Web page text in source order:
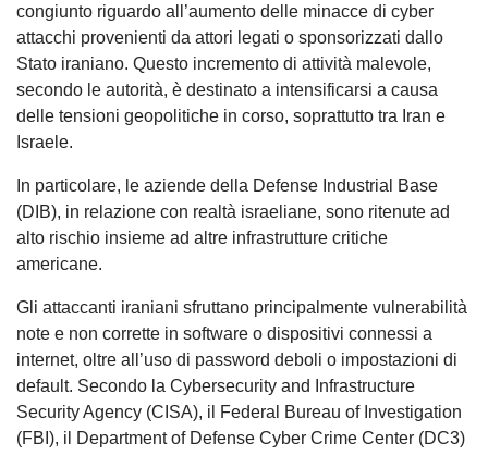
congiunto riguardo all’aumento delle minacce di cyber
attacchi provenienti da attori legati o sponsorizzati dallo
Stato iraniano. Questo incremento di attività malevole,
secondo le autorità, è destinato a intensificarsi a causa
delle tensioni geopolitiche in corso, soprattutto tra Iran e
Israele.
In particolare, le aziende della Defense Industrial Base
(DIB), in relazione con realtà israeliane, sono ritenute ad
alto rischio insieme ad altre infrastrutture critiche
americane.
Gli attaccanti iraniani sfruttano principalmente vulnerabilità
note e non corrette in software o dispositivi connessi a
internet, oltre all’uso di password deboli o impostazioni di
default. Secondo la Cybersecurity and Infrastructure
Security Agency (CISA), il Federal Bureau of Investigation
(FBI), il Department of Defense Cyber Crime Center (DC3)